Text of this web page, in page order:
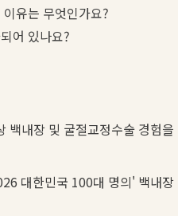
유는 무엇인가요?
어 있나요?
내장 및 굴절교정수술 경험
대한민국 100대 명의' 백내